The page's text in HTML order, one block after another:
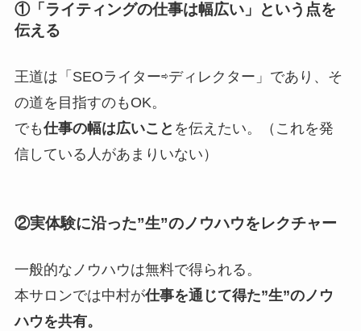
①「ライティングの仕事は幅広い」という点を
伝える
王道は「SEOライター⇨ディレクター」であり、そ
の道を目指すのもOK。
でも仕事の幅は広いこと を伝えたい。（これを発
信している人があまりいない）
②実体験に沿った”生”のノウハウをレクチャー
一般的なノウハウは無料で得られる。
本サロンでは中村が仕事を通じて得た”生”のノウ
ハウを共有。